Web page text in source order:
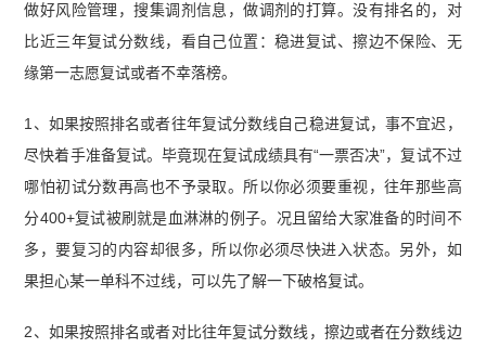
做好风险管理，搜集调剂信息，做调剂的打算。没有排名的，对
比近三年复试分数线，看自己位置：稳进复试、擦边不保险、无
缘第一志愿复试或者不幸落榜。
1、如果按照排名或者往年复试分数线自己稳进复试，事不宜迟，
尽快着手准备复试。毕竟现在复试成绩具有“一票否决”，复试不过
哪怕初试分数再高也不予录取。所以你必须要重视，往年那些高
分400+复试被刷就是血淋淋的例子。况且留给大家准备的时间不
多，要复习的内容却很多，所以你必须尽快进入状态。另外，如
果担心某一单科不过线，可以先了解一下破格复试。
2、如果按照排名或者对比往年复试分数线，擦边或者在分数线边